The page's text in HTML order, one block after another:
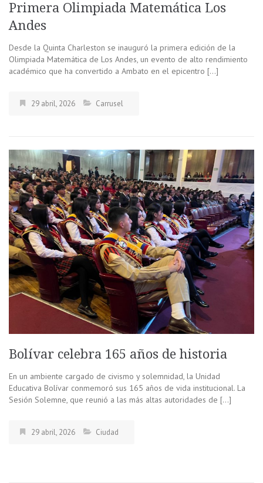
Primera Olimpiada Matemática Los
Andes
Desde la Quinta Charleston se inauguró la primera edición de la
Olimpiada Matemática de Los Andes, un evento de alto rendimiento
académico que ha convertido a Ambato en el epicentro […]
29 abril, 2026 Carrusel
Bolívar celebra 165 años de historia
En un ambiente cargado de civismo y solemnidad, la Unidad
Educativa Bolívar conmemoró sus 165 años de vida institucional. La
Sesión Solemne, que reunió a las más altas autoridades de […]
29 abril, 2026 Ciudad